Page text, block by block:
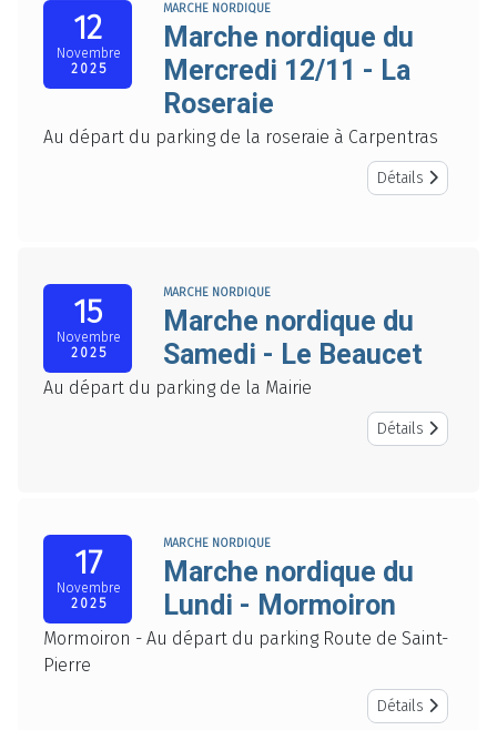
12
Novembre
2025
MARCHE NORDIQUE
Marche nordique du
Mercredi 12/11 - La
Roseraie
Au départ du parking de la roseraie à Carpentras
Détails
15
Novembre
2025
MARCHE NORDIQUE
Marche nordique du
Samedi - Le Beaucet
Au départ du parking de la Mairie
Détails
17
Novembre
2025
MARCHE NORDIQUE
Marche nordique du
Lundi - Mormoiron
Mormoiron - Au départ du parking Route de Saint-
Pierre
Détails